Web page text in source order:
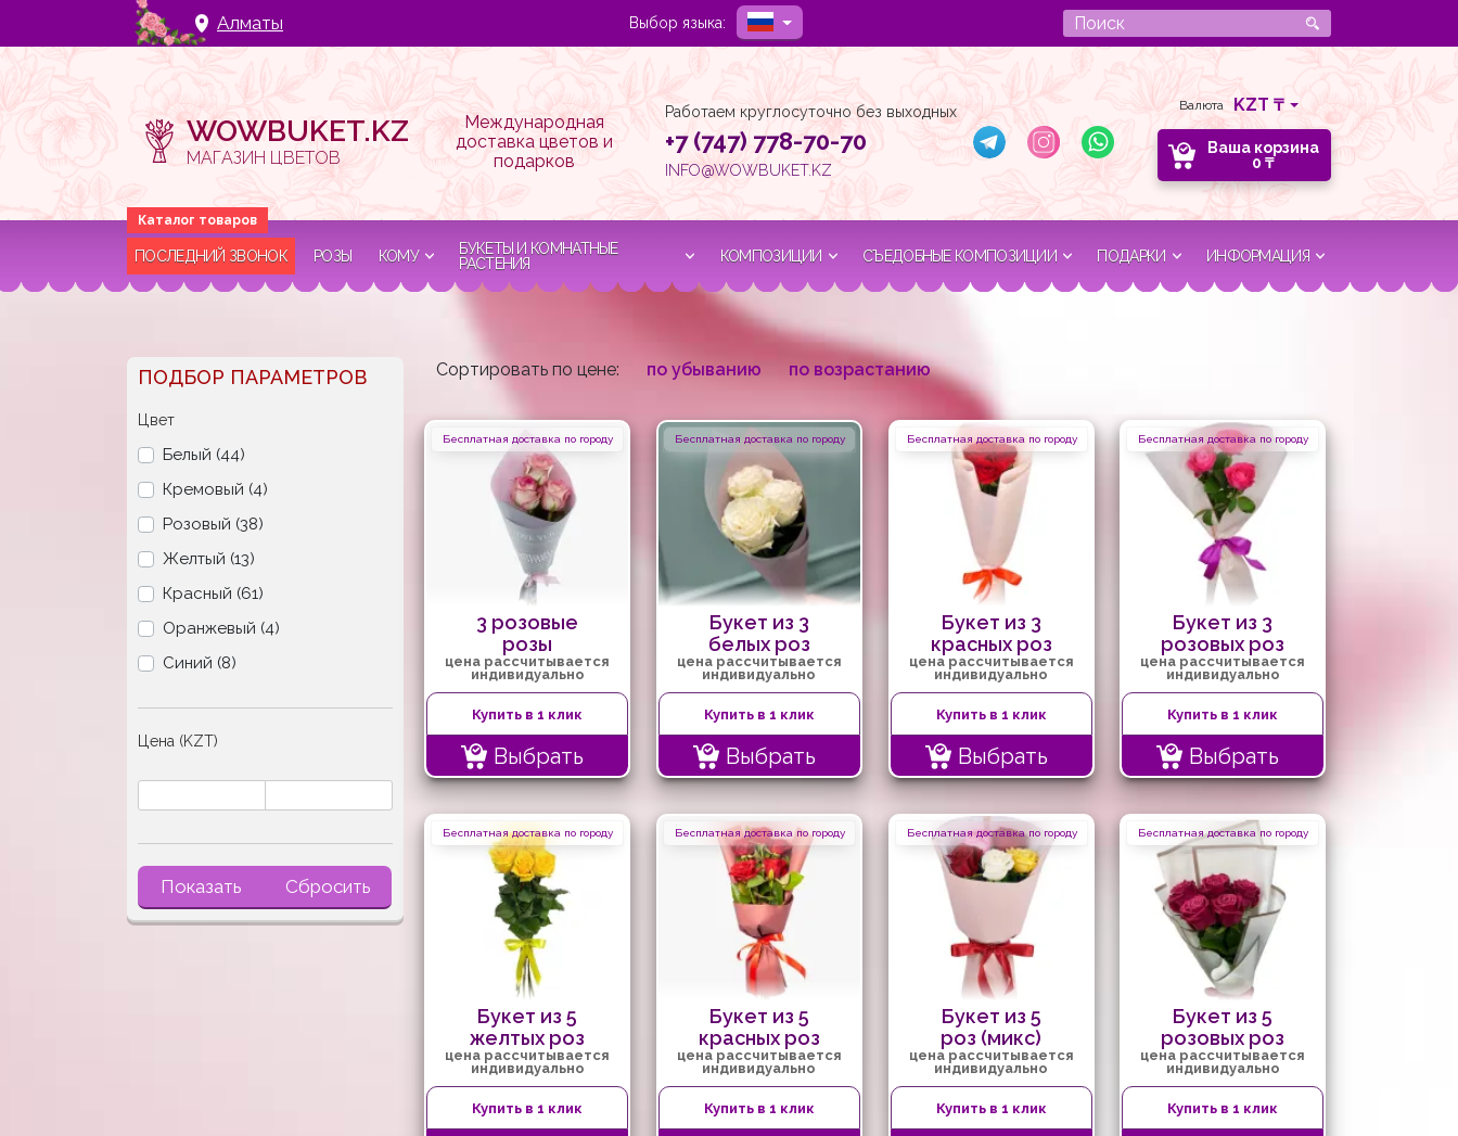
Алматы Выбор языка:
WOWBUKET.KZ
МАГАЗИН ЦВЕТОВ
Международная
доставка цветов и
подарков
Работаем круглосуточно без выходных
+7 (747) 778-70-70
INFO@WOWBUKET.KZ
Валюта
Ваша корзина
0 ₸
ПОСЛЕДНИЙ ЗВОНОК РОЗЫ КОМУ
БУКЕТЫ И КОМНАТНЫЕ
РАСТЕНИЯ
КОМПОЗИЦИИ СЪЕДОБНЫЕ КОМПОЗИЦИИ ПОДАРКИ ИНФОРМАЦИЯ
ПОДБОР ПАРАМЕТРОВ
Цвет
Белый (44)
Кремовый (4)
Розовый (38)
Желтый (13)
Красный (61)
Оранжевый (4)
Синий (8)
Цена (KZT)
Показать Сбросить
Сортировать по цене: по убыванию по возрастанию
Бесплатная доставка по городу
3 розовые
розы
цена рассчитывается
индивидуально
Купить в 1 клик
Выбрать
Бесплатная доставка по городу
Букет из 3
белых роз
цена рассчитывается
индивидуально
Купить в 1 клик
Выбрать
Бесплатная доставка по городу
Букет из 3
красных роз
цена рассчитывается
индивидуально
Купить в 1 клик
Выбрать
Бесплатная доставка по городу
Букет из 3
розовых роз
цена рассчитывается
индивидуально
Купить в 1 клик
Выбрать
Бесплатная доставка по городу
Букет из 5
желтых роз
цена рассчитывается
индивидуально
Купить в 1 клик
Бесплатная доставка по городу
Букет из 5
красных роз
цена рассчитывается
индивидуально
Купить в 1 клик
Бесплатная доставка по городу
Букет из 5
роз (микс)
цена рассчитывается
индивидуально
Купить в 1 клик
Бесплатная доставка по городу
Букет из 5
розовых роз
цена рассчитывается
индивидуально
Купить в 1 клик